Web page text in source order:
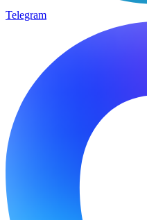
Telegram